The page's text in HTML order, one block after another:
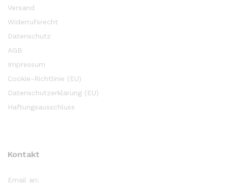
Versand
Widerrufsrecht
Datenschutz
AGB
Impressum
Cookie-Richtlinie (EU)
Datenschutzerklärung (EU)
Haftungsausschluss
Kontakt
Email an: